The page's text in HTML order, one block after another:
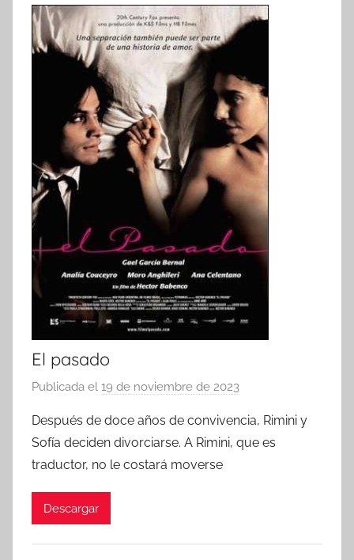
El pasado
Publicada el 19 de noviembre de 2023
r
Después de doce años de convivencia, Rimini y
Sofía deciden divorciarse. A Rimini, que es
traductor, no le costará moverse
Descargar